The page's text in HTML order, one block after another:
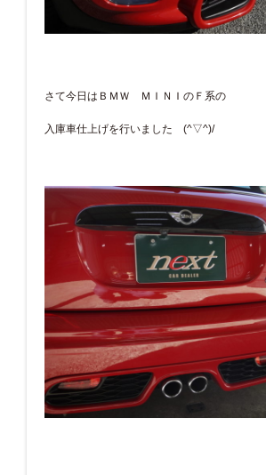
さて今日はＢＭＷ ＭＩＮＩのＦ系の
入庫車仕上げを行いました (^▽^)/